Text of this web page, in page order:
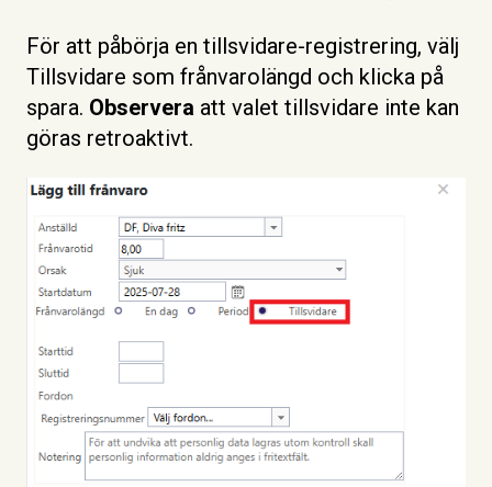
För att påbörja en tillsvidare-registrering, välj
Tillsvidare som frånvarolängd och klicka på
spara. Observera att valet tillsvidare inte kan
göras retroaktivt.